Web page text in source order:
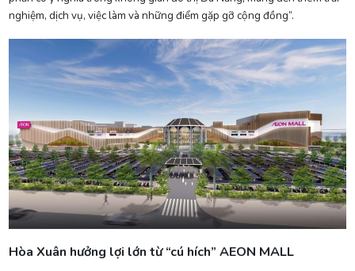
nghiệm, dịch vụ, việc làm và những điểm gặp gỡ cộng đồng”.
Hòa Xuân hưởng lợi lớn từ “cú hích” AEON MALL